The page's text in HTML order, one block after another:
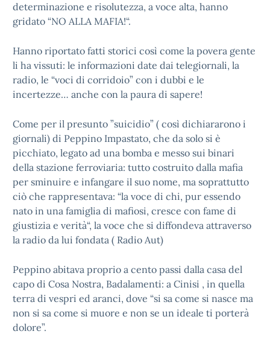
determinazione e risolutezza, a voce alta, hanno
gridato “NO ALLA MAFIA!“.
Hanno riportato fatti storici così come la povera gente
li ha vissuti: le informazioni date dai telegiornali, la
radio, le “voci di corridoio” con i dubbi e le
incertezze… anche con la paura di sapere!
Come per il presunto ”suicidio” ( così dichiararono i
giornali) di Peppino Impastato, che da solo si è
picchiato, legato ad una bomba e messo sui binari
della stazione ferroviaria: tutto costruito dalla mafia
per sminuire e infangare il suo nome, ma soprattutto
ciò che rappresentava: “la voce di chi, pur essendo
nato in una famiglia di mafiosi, cresce con fame di
giustizia e verità“, la voce che si diffondeva attraverso
la radio da lui fondata ( Radio Aut)
Peppino abitava proprio a cento passi dalla casa del
capo di Cosa Nostra, Badalamenti: a Cinisi , in quella
terra di vespri ed aranci, dove “si sa come si nasce ma
non si sa come si muore e non se un ideale ti porterà
dolore”.